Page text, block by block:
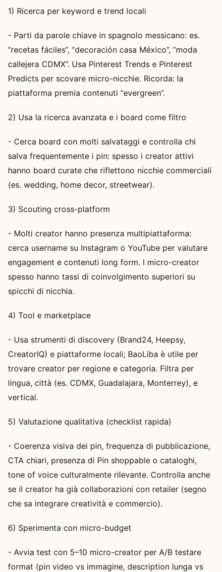
1) Ricerca per keyword e trend locali
- Parti da parole chiave in spagnolo messicano: es.
“recetas fáciles”, “decoración casa México”, “moda
callejera CDMX”. Usa Pinterest Trends e Pinterest
Predicts per scovare micro-nicchie. Ricorda: la
piattaforma premia contenuti “evergreen”.
2) Usa la ricerca avanzata e i board come filtro
- Cerca board con molti salvataggi e controlla chi
salva frequentemente i pin: spesso i creator attivi
hanno board curate che riflettono nicchie commerciali
(es. wedding, home decor, streetwear).
3) Scouting cross-platform
- Molti creator hanno presenza multipiattaforma:
cerca username su Instagram o YouTube per valutare
engagement e contenuti long form. I micro-creator
spesso hanno tassi di coinvolgimento superiori su
spicchi di nicchia.
4) Tool e marketplace
- Usa strumenti di discovery (Brand24, Heepsy,
CreatorIQ) e piattaforme locali; BaoLiba è utile per
trovare creator per regione e categoria. Filtra per
lingua, città (es. CDMX, Guadalajara, Monterrey), e
vertical.
5) Valutazione qualitativa (checklist rapida)
- Coerenza visiva dei pin, frequenza di pubblicazione,
CTA chiari, presenza di Pin shoppable o cataloghi,
tone of voice culturalmente rilevante. Controlla anche
se il creator ha già collaborazioni con retailer (segno
che sa integrare creatività e commercio).
6) Sperimenta con micro-budget
- Avvia test con 5–10 micro-creator per A/B testare
format (pin video vs immagine, description lunga vs